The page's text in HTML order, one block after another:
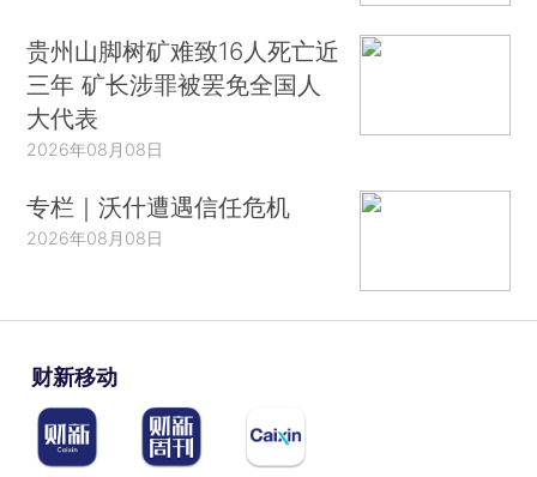
贵州山脚树矿难致16人死亡近
三年 矿长涉罪被罢免全国人
大代表
2026年08月08日
专栏｜沃什遭遇信任危机
2026年08月08日
财新移动